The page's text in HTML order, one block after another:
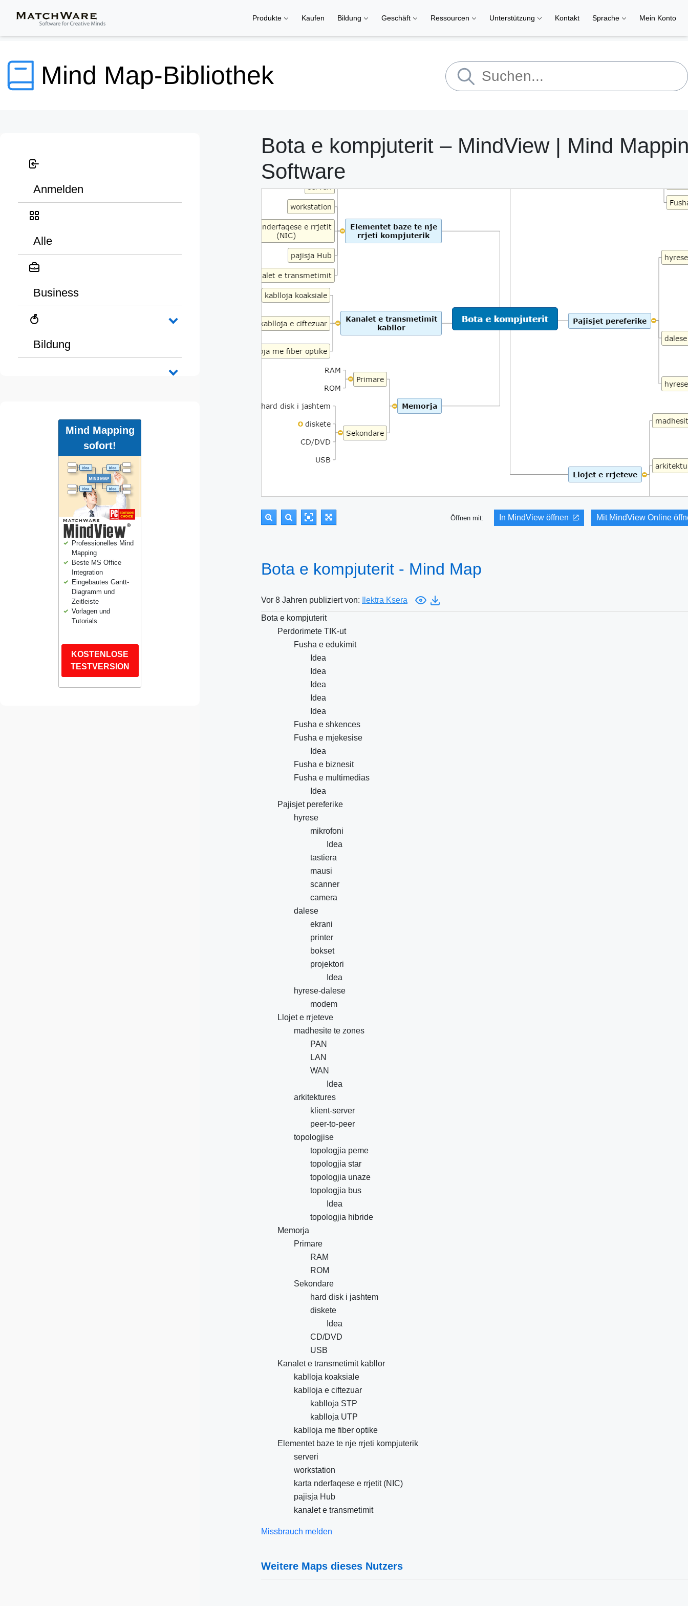
Produkte Kaufen Bildung Geschäft Ressourcen Unterstützung Kontakt Sprache Mein Konto
Mind Map-Bibliothek
Anmelden
Alle
Business
Bildung
Mind Mapping
sofort!
Professionelles Mind
Mapping
Beste MS Office
Integration
Eingebautes Gantt-
Diagramm und
Zeitleiste
Vorlagen und
Tutorials
KOSTENLOSE
TESTVERSION
Bota e kompjuterit – MindView | Mind
Software
Öffnen mit: In MindView öffnen Mit MindView Online
Bota e kompjuterit - Mind Map
Vor 8 Jahren publiziert von: Ilektra Ksera
Bota e kompjuterit
Perdorimete TIK-ut
Fusha e edukimit
Idea
Idea
Idea
Idea
Idea
Fusha e shkences
Fusha e mjekesise
Idea
Fusha e biznesit
Fusha e multimedias
Idea
Pajisjet pereferike
hyrese
mikrofoni
Idea
tastiera
mausi
scanner
camera
dalese
ekrani
printer
bokset
projektori
Idea
hyrese-dalese
modem
Llojet e rrjeteve
madhesite te zones
PAN
LAN
WAN
Idea
arkitektures
klient-server
peer-to-peer
topologjise
topologjia peme
topologjia star
topologjia unaze
topologjia bus
Idea
topologjia hibride
Memorja
Primare
RAM
ROM
Sekondare
hard disk i jashtem
diskete
Idea
CD/DVD
USB
Kanalet e transmetimit kabllor
kablloja koaksiale
kablloja e ciftezuar
kablloja STP
kablloja UTP
kablloja me fiber optike
Elementet baze te nje rrjeti kompjuterik
serveri
workstation
karta nderfaqese e rrjetit (NIC)
pajisja Hub
kanalet e transmetimit
Missbrauch melden
Weitere Maps dieses Nutzers